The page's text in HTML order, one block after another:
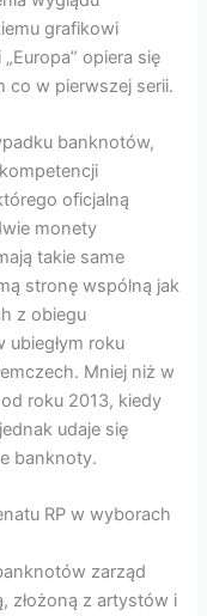
grafikowi
opiera się
co w pierwszej serii.
banknotów,
oficjalną
monety
takie same
stronę wspólną jak
z obiegu
ubiegłym roku
Mniej niż w
roku 2013, kiedy
udaje się
banknoty.
RP w wyborach
zarząd
złożoną z artystów i